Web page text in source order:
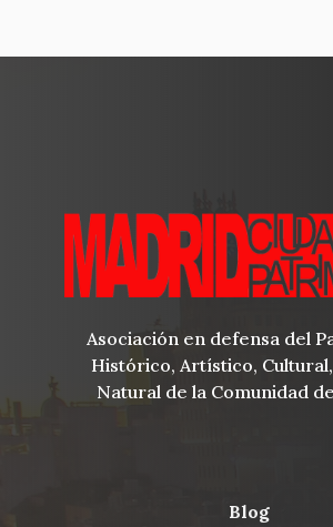
Asociación en defensa del
Histórico, Artístico,
Natural de la Comunidad
blog